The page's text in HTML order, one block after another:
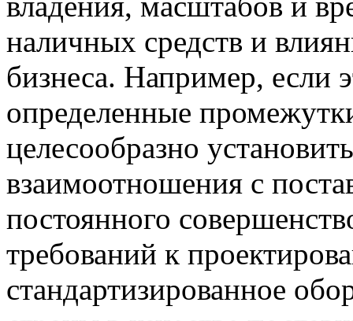
наличных средств и
бизнеса. Например, если
определенные
целесообразно
взаимоотношения с
постоянного
требований к
стандартизированное